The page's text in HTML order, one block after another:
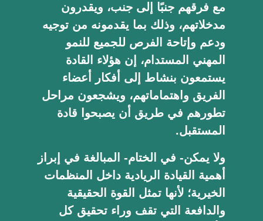
مع فرقهم جنبًا إلى جنب، ويقدرون
مدخلاتهم، وذلك بما يقدمونه من توجيه
ودعم وإتاحة الفرص للجميع للنمو
المهني المستدام، إن هؤلاء القادة
يستمعون بنشاط إلى أفكار أعضاء
الفريق واهتماماتهم، ويشجعون مراحل
تطورهم في طريق أن يصبحوا قادة
المستقبل.
ولا يمكن- في الختام- المبالغة في إبراز
أهمية القيادة الريادية داخل المنظمات
الخيرية؛ لأنها تمثل القوة الحقيقية
والدافعة التي تقف وراء تحقيق كل